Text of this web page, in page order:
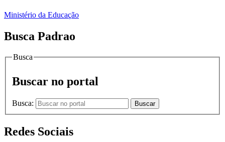
Ministério da Educação
Busca Padrao
Busca
Buscar no portal
Busca: Buscar
Redes Sociais